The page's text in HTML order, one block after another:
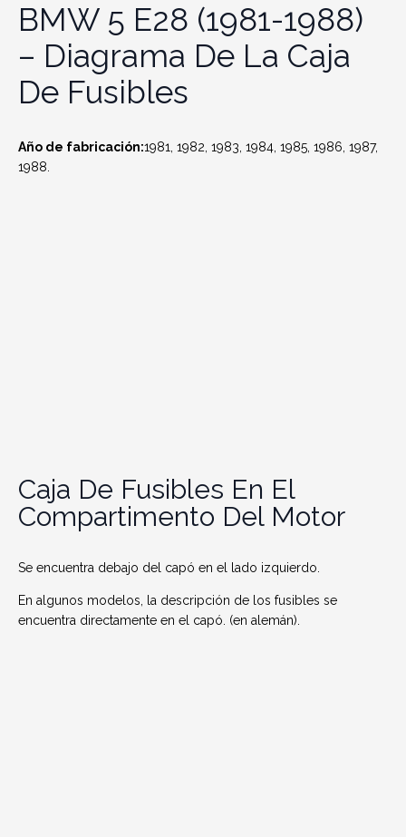
BMW 5 E28 (1981-1988)
– Diagrama De La Caja
De Fusibles
Año de fabricación:1981, 1982, 1983, 1984, 1985, 1986, 1987,
1988.
Caja De Fusibles En El
Compartimento Del Motor
Se encuentra debajo del capó en el lado izquierdo.
En algunos modelos, la descripción de los fusibles se
encuentra directamente en el capó. (en alemán).